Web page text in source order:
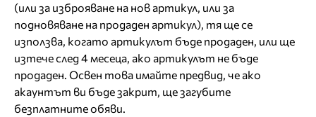
(или за изброяване на нов артикул, или за
подновяване на продаден артикул), тя ще се
използва, когато артикулът бъде продаден, или ще
изтече след 4 месеца, ако артикулът не бъде
продаден. Освен това имайте предвид, че ако
акаунтът ви бъде закрит, ще загубите
безплатните обяви.